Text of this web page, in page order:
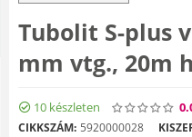
Tubolit S-plus
mm vtg., 20m
10 készleten
CIKKSZÁM: 5920000028